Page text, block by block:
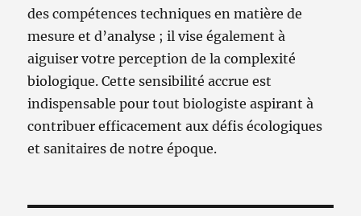
des compétences techniques en matière de
mesure et d’analyse ; il vise également à
aiguiser votre perception de la complexité
biologique. Cette sensibilité accrue est
indispensable pour tout biologiste aspirant à
contribuer efficacement aux défis écologiques
et sanitaires de notre époque.